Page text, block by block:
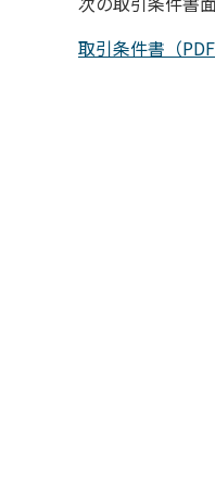
取引条件書（PDF